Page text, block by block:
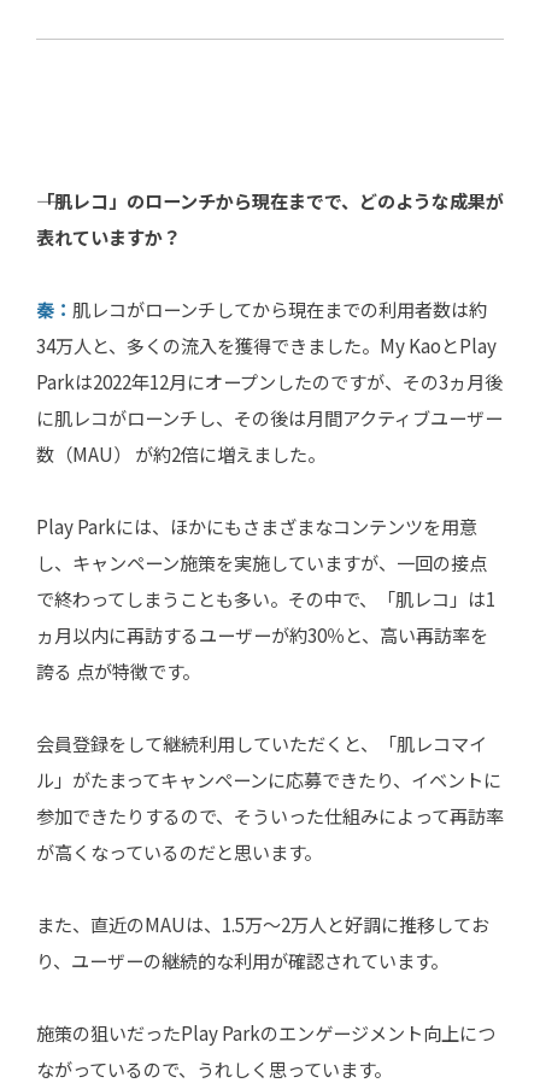
――「肌レコ」のローンチから現在までで、どのような成果が
表れていますか？
秦： 肌レコがローンチしてから現在までの利用者数は約
34万人と、多くの流入を獲得できました。My KaoとPlay
Parkは2022年12月にオープンしたのですが、その3ヵ月後
に肌レコがローンチし、その後は月間アクティブユーザー
数（MAU） が約2倍に増えました。
Play Parkには、ほかにもさまざまなコンテンツを用意
し、キャンペーン施策を実施していますが、一回の接点
で終わってしまうことも多い。その中で、「肌レコ」は1
ヵ月以内に再訪するユーザーが約30％と、高い再訪率を
誇る 点が特徴です。
会員登録をして継続利用していただくと、「肌レコマイ
ル」がたまってキャンペーンに応募できたり、イベントに
参加できたりするので、そういった仕組みによって再訪率
が高くなっているのだと思います。
また、直近のMAUは、1.5万〜2万人と好調に推移してお
り、ユーザーの継続的な利用が確認されています。
施策の狙いだったPlay Parkのエンゲージメント向上につ
ながっているので、うれしく思っています。